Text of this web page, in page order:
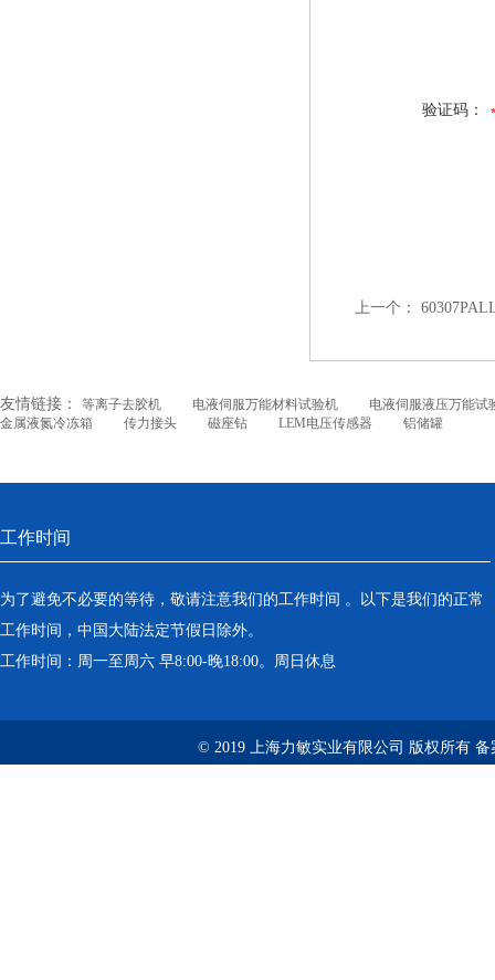
验证码：
上一个：
友情链接： 等离子去胶机 电液伺服万能材料试验机
电液伺服液压万能试
金属液氮冷冻箱
传力接头 磁座钻 LEM电压传感器 铝储罐
工作时间
为了避免不必要的等待，敬请注意我们的工作时间 。以下是我们的正常
工作时间，中国大陆法定节假日除外。
工作时间：周一至周六 早8:00-晚18:00。周日休息
© 2019 上海力敏实业有限公司 版权所有 备